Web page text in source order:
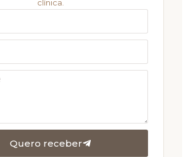
clínica.
Quero receber